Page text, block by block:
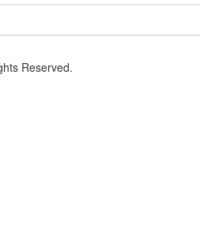
Reserved.